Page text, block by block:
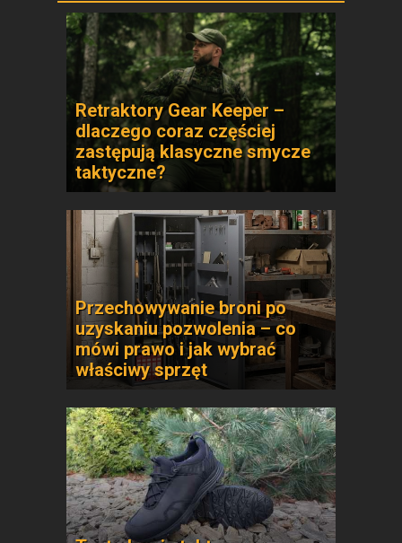
Retraktory Gear Keeper –
dlaczego coraz częściej
zastępują klasyczne smycze
taktyczne?
Przechowywanie broni po
uzyskaniu pozwolenia – co
mówi prawo i jak wybrać
właściwy sprzęt